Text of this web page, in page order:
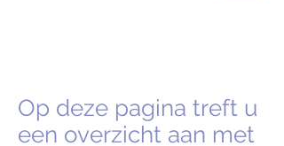
Op deze pagina treft u
een overzicht aan met